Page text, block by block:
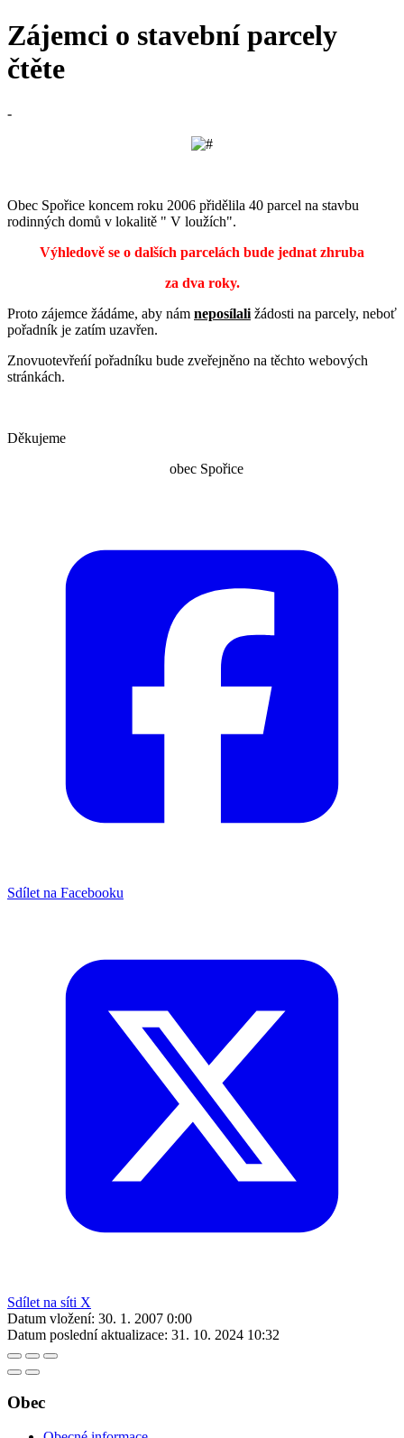
Zájemci o stavební parcely
čtěte
-
Obec Spořice koncem roku 2006 přidělila 40 parcel na stavbu
rodinných domů v lokalitě " V loužích".
Výhledově se o dalších parcelách bude jednat zhruba
za dva roky.
Proto zájemce žádáme, aby nám neposílali žádosti na parcely, neboť
pořadník je zatím uzavřen.
Znovuotevřeńí pořadníku bude zveřejněno na těchto webových
stránkách.
Děkujeme
obec Spořice
Sdílet na Facebooku
Sdílet na síti X
Datum vložení: 30. 1. 2007 0:00
Datum poslední aktualizace: 31. 10. 2024 10:32
Obec